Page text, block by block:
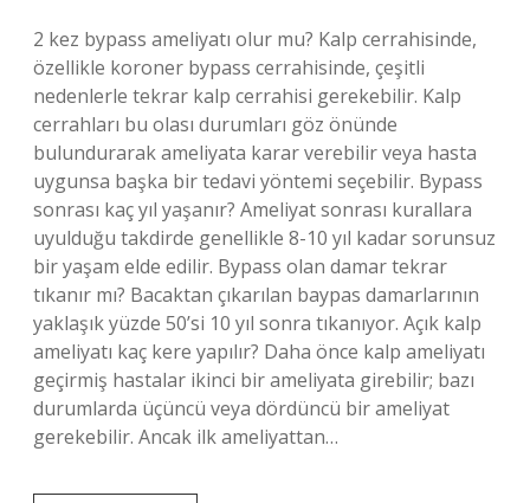
2 kez bypass ameliyatı olur mu? Kalp cerrahisinde,
özellikle koroner bypass cerrahisinde, çeşitli
nedenlerle tekrar kalp cerrahisi gerekebilir. Kalp
cerrahları bu olası durumları göz önünde
bulundurarak ameliyata karar verebilir veya hasta
uygunsa başka bir tedavi yöntemi seçebilir. Bypass
sonrası kaç yıl yaşanır? Ameliyat sonrası kurallara
uyulduğu takdirde genellikle 8-10 yıl kadar sorunsuz
bir yaşam elde edilir. Bypass olan damar tekrar
tıkanır mı? Bacaktan çıkarılan baypas damarlarının
yaklaşık yüzde 50’si 10 yıl sonra tıkanıyor. Açık kalp
ameliyatı kaç kere yapılır? Daha önce kalp ameliyatı
geçirmiş hastalar ikinci bir ameliyata girebilir; bazı
durumlarda üçüncü veya dördüncü bir ameliyat
gerekebilir. Ancak ilk ameliyattan…